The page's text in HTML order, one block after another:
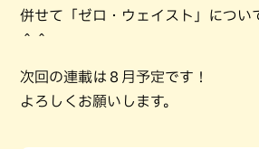
併せて「ゼロ・ウェイスト」につい
＾＾
次回の連載は８月予定です！
よろしくお願いします。